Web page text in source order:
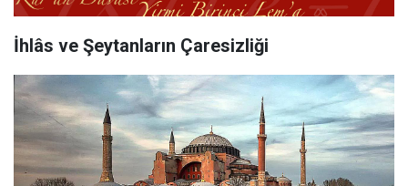
İhlâs ve Şeytanların Çaresizliği